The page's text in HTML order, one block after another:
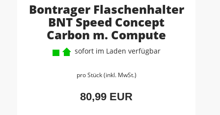
Bontrager Flaschenhalter
BNT Speed Concept
Carbon m. Compute
sofort im Laden verfügbar
pro Stück (inkl. MwSt.)
80,99 EUR